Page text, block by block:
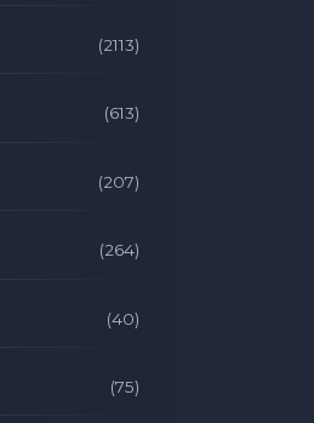
какие
(2113)
(613)
(207)
(264)
(40)
(75)